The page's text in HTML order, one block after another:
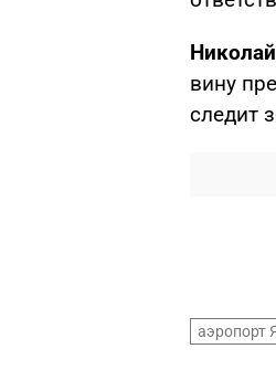
вину
следит
аэропорт